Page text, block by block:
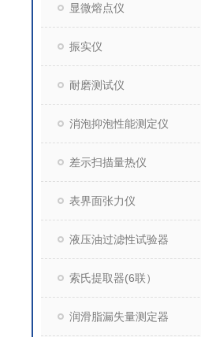
显微熔点仪
振实仪
耐磨测试仪
消泡抑泡性能测定仪
差示扫描量热仪
表界面张力仪
液压油过滤性试验器
索氏提取器(6联）
润滑脂漏失量测定器